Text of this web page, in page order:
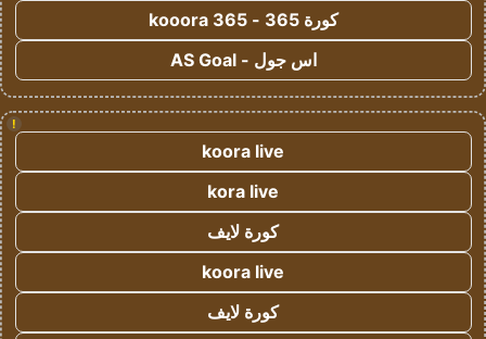
كورة 365 - kooora 365
اس جول - AS Goal
!
koora live
kora live
كورة لايف
koora live
كورة لايف